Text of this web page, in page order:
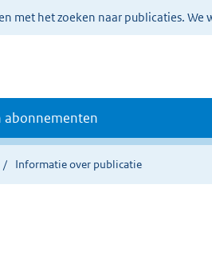
met het zoeken naar publicaties. We
abonnementen
Informatie over publicatie